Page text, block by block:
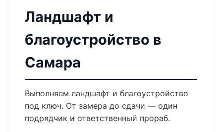
Ландшафт и
благоустройство в
Самара
Выполняем ландшафт и благоустройство
под ключ. От замера до сдачи — один
подрядчик и ответственный прораб.